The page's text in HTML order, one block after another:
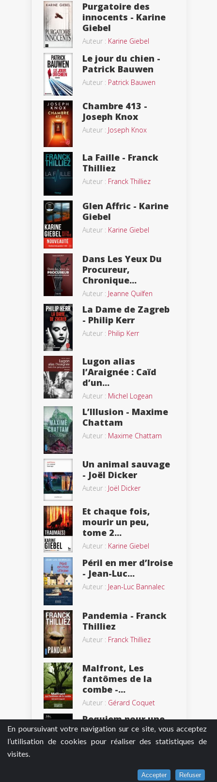
En poursuivant votre navigation sur ce site, vous acceptez
l’utilisation de cookies pour réaliser des statistiques de
visites.
Accepter Refuser
Purgatoire des
innocents - Karine
Giebel
Auteur : Karine Giebel
Le jour du chien -
Patrick Bauwen
Auteur : Patrick Bauwen
Chambre 413 -
Joseph Knox
Auteur : Joseph Knox
La Faille - Franck
Thilliez
Auteur : Franck Thilliez
Glen Affric - Karine
Giebel
Auteur : Karine Giebel
Dans Les Yeux Du
Procureur,
Chronique...
Auteur : Jeanne Quilfen
La Dame de Zagreb
- Philip Kerr
Auteur : Philip Kerr
Lugon alias
l’Araignée : Caïd
d’un...
Auteur : Michel Logean
L’Illusion - Maxime
Chattam
Auteur : Maxime Chattam
Un animal sauvage
- Joël Dicker
Auteur : Joël Dicker
Et chaque fois,
mourir un peu,
tome 2...
Auteur : Karine Giebel
Péril en mer d’Iroise
- Jean-Luc...
Auteur : Jean-Luc Bannalec
Pandemia - Franck
Thilliez
Auteur : Franck Thilliez
Malfront, Les
fantômes de la
combe -...
Auteur : Gérard Coquet
Requiem pour une
République -
Thomas...
Labyrinthes -